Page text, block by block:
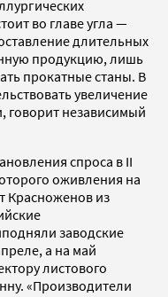
во главе угла —
длительных
продукцию, лишь
прокатные станы. В
увеличение
говорит независимый
спроса в II
оживления на
Красноженов из
заводские
а на май
листового
«Производители